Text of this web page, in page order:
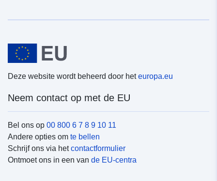
Deze website wordt beheerd door heteuropa.eu
Neem contact op met de EU
Bel ons op 00 800 6 7 8 9 10 11
Andere opties om te bellen
Schrijf ons via hetcontactformulier
Ontmoet ons in een van de EU-centra